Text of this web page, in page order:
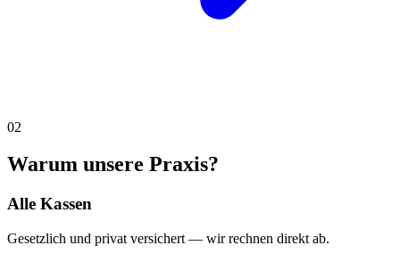
02
Warum unsere Praxis?
Alle Kassen
Gesetzlich und privat versichert — wir rechnen direkt ab.